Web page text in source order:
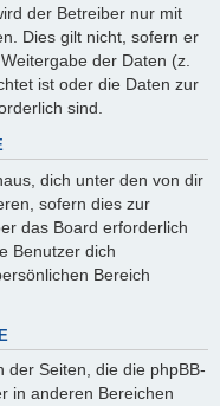
der Betreiber nur mit
Dies gilt nicht, sofern er
der Daten (z.
ist oder die Daten zur
sind.
dich unter den von dir
sofern dies zur
das Board erforderlich
Benutzer dich
Bereich
der Seiten, die die phpBB-
in anderen Bereichen